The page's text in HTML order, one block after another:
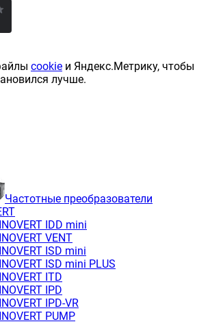
cookie и Яндекс.Метрику, чтобы
лучше.
Частотные преобразователи
IDD mini
VENT
ISD mini
ISD mini PLUS
ITD
IРD
IРD-VR
PUMP